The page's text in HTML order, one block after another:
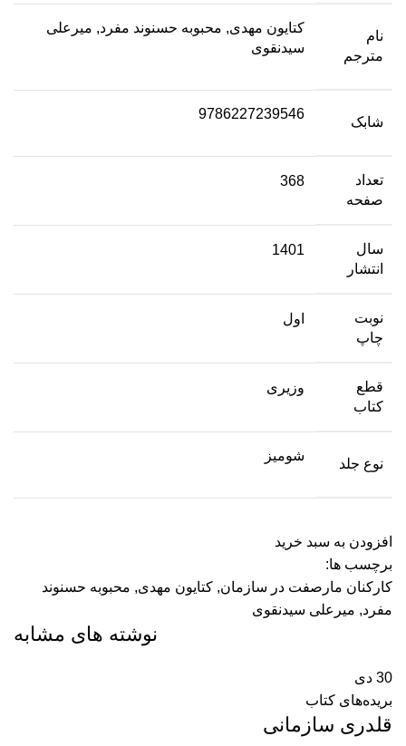
نام
مترجم
کتایون مهدی, محبوبه حسنوند مفرد, میرعلی
سیدنقوی
شابک
9786227239546
تعداد
صفحه
368
سال
انتشار
1401
نوبت
چاپ
اول
قطع
کتاب
وزیری
نوع جلد
شومیز
افزودن به سبد خرید
برچسب ها:
کارکنان مارصفت در سازمان, کتایون مهدی, محبوبه حسنوند
مفرد, میرعلی سیدنقوی
نوشته های مشابه
30 دی
بریده‌های کتاب
قلدری سازمانی